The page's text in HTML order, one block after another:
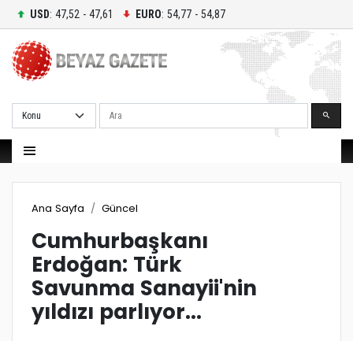
USD: 47,52 - 47,61 EURO: 54,77 - 54,87
Ara
Ana Sayfa Güncel
Cumhurbaşkanı
Erdoğan: Türk
Savunma Sanayii'nin
yıldızı parlıyor...